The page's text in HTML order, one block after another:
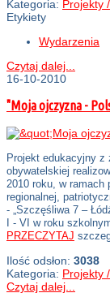
Kategoria: Projekty
Etykiety
Wydarzenia
Czytaj dalej...
16-10-2010
"Moja ojczyzna -
Projekt edukacyjny z
obywatelskiej
2010 roku, w ramach
regionalnej,
- „Szczęśliwa 7 –
I - VI w roku
PRZECZYTAJ
Ilość odsłon: 3038
Kategoria: Projekty
Czytaj dalej...